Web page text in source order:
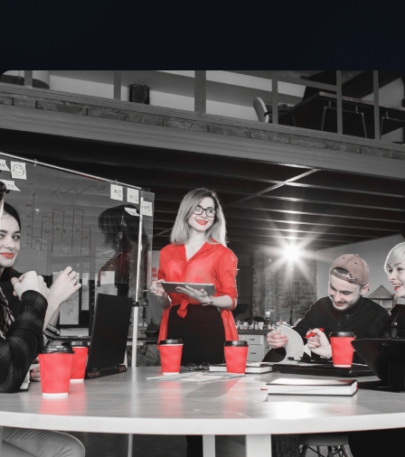
Clara — votre Assistante
En ligne · réponse immédiate